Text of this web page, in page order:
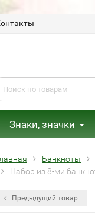
Знаки, значки
Банкноты
Набор из 8-ми
Предыдущий товар